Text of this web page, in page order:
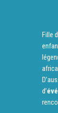
Fille
d’